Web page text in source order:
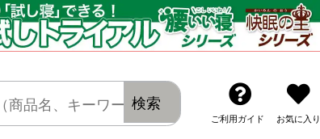
毛布・セット布団の販売
ご利用ガイド お気に入り
検索